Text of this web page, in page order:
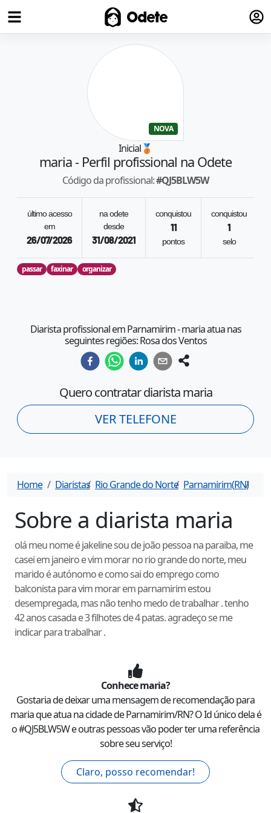
Odete
NOVA
Inicial🥉
maria- Perfil profissional na Odete
Código da profissional:#QJ5BLW5W
último acesso
em
26/07/2026
na odete
desde
31/08/2021
conquistou
11
pontos
conquistou
1
selo
passar faxinar organizar
Diarista profissional em Parnamirim - maria atua nas
seguintes regiões: Rosa dos Ventos
Quero contratar diaristamaria
VER TELEFONE
Home Diaristas Rio Grande do Norte Parnamirim(RN)
Sobre a diarista maria
olá meu nome é jakeline sou de joão pessoa na paraiba, me
casei em janeiro e vim morar no rio grande do norte, meu
marido é autónomo e como sai do emprego como
balconista para vim morar em parnamirim estou
desempregada, mas não tenho medo de trabalhar . tenho
42 anos casada e 3 filhotes de 4 patas. agradeço se me
indicar para trabalhar .
Conhecemaria?
Gostaria de deixar uma mensagem de recomendação para
mariaque atua na cidade deParnamirim/RN? O Id único dela é
o #QJ5BLW5We outras pessoas vão poder ter uma referência
sobre seu serviço!
Claro, posso recomendar!